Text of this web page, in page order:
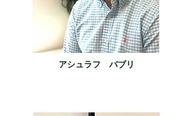
アシュラフ バブリ